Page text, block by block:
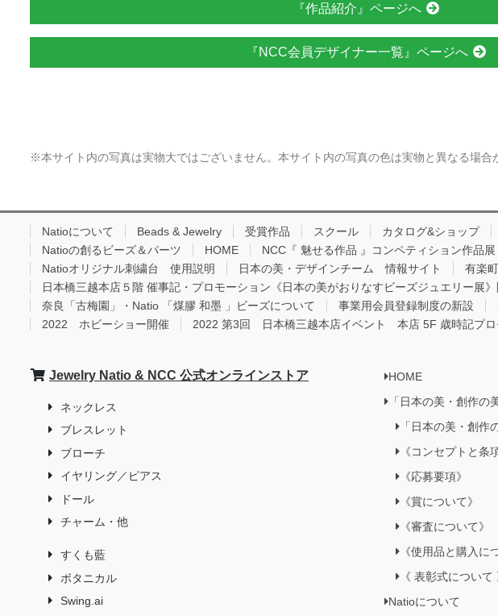
『作品紹介』ページへ
『NCC会員デザイナー一覧』ページへ
※本サイト内の写真は実物大ではございません。本サイト内の写真の色は実物と異なる場合
Natioについて Beads & Jewelry 受賞作品 スクール カタログ&ショップ
Natioの創るビーズ＆パーツ
HOME NCC『 魅せる作品 』コンペティション作品展
Natioオリジナル刺繍台 使用説明
日本の美・デザインチーム 情報サイト
有楽
日本橋三越本店５階 催事記・プロモーション《日本の美がおりなすビーズジュエリー展
奈良「古梅園」・Natio 「煤膠 和墨 」ビーズについて
事業用会員登録制度の新設
2022 ホビーショー開催
2022 第3回 日本橋三越本店イベント 本店 5F 歳時記プロ
Jewelry Natio & NCC 公式オンラインストア
ネックレス
ブレスレット
ブローチ
イヤリング／ピアス
ドール
チャーム・他
すくも藍
ボタニカル
Swing.ai
HOME
「日本の美・創作の
「日本の美・創作
《コンセプトと条
《応募要項》
《賞について》
《審査について》
《使用品と購入に
《 表彰式について
Natioについて